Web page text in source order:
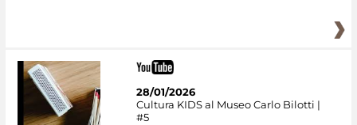
28/01/2026
Cultura KIDS al Museo Carlo Bilotti |
#5